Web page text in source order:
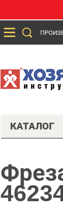
КАТАЛОГ